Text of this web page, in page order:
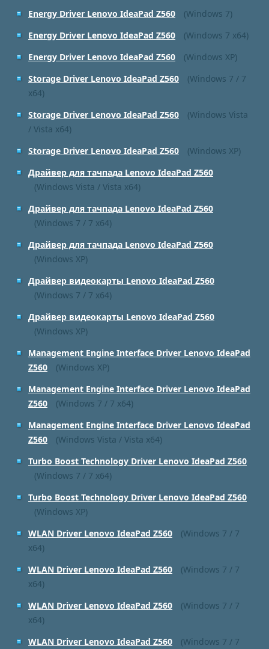
Energy Driver Lenovo IdeaPad Z560
(Windows 7)
Energy Driver Lenovo IdeaPad Z560
(Windows 7 x64)
Energy Driver Lenovo IdeaPad Z560
(Windows XP)
Storage Driver Lenovo IdeaPad Z560
(Windows 7 / 7
x64)
Storage Driver Lenovo IdeaPad Z560
(Windows Vista
/ Vista x64)
Storage Driver Lenovo IdeaPad Z560
(Windows XP)
Драйвер для тачпада Lenovo IdeaPad Z560
(Windows Vista / Vista x64)
Драйвер для тачпада Lenovo IdeaPad Z560
(Windows 7 / 7 x64)
Драйвер для тачпада Lenovo IdeaPad Z560
(Windows XP)
Драйвер видеокарты Lenovo IdeaPad Z560
(Windows 7 / 7 x64)
Драйвер видеокарты Lenovo IdeaPad Z560
(Windows XP)
Management Engine Interface Driver Lenovo IdeaPad
Z560
(Windows XP)
Management Engine Interface Driver Lenovo IdeaPad
Z560
(Windows 7 / 7 x64)
Management Engine Interface Driver Lenovo IdeaPad
Z560
(Windows Vista / Vista x64)
Turbo Boost Technology Driver Lenovo IdeaPad Z560
(Windows 7 / 7 x64)
Turbo Boost Technology Driver Lenovo IdeaPad Z560
(Windows XP)
WLAN Driver Lenovo IdeaPad Z560
(Windows 7 / 7
x64)
WLAN Driver Lenovo IdeaPad Z560
(Windows 7 / 7
x64)
WLAN Driver Lenovo IdeaPad Z560
(Windows 7 / 7
x64)
WLAN Driver Lenovo IdeaPad Z560
(Windows 7 / 7